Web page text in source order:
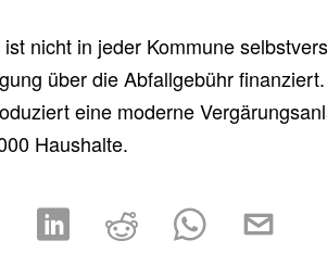
nicht in jeder Kommune
über die Abfallgebühr finanziert.
eine moderne
Haushalte.